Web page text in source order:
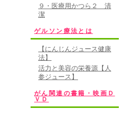
９・医療用かつら２ 清
潔
ゲルソン療法とは
【にんじんジュース健康
法】
活力と美容の栄養源【人
参ジュース】
がん関連の書籍・映画Ｄ
ＶＤ